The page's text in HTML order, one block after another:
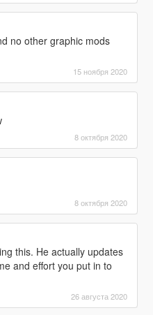
no other graphic mods
15 ноября 2020
8 октября 2020
8 октября 2020
this. He actually updates
and effort you put in to
26 августа 2020